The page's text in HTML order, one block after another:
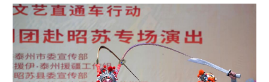
云游新疆 云端悦读
人事频道 融媒体联播 廉政频道 新华视角看新疆